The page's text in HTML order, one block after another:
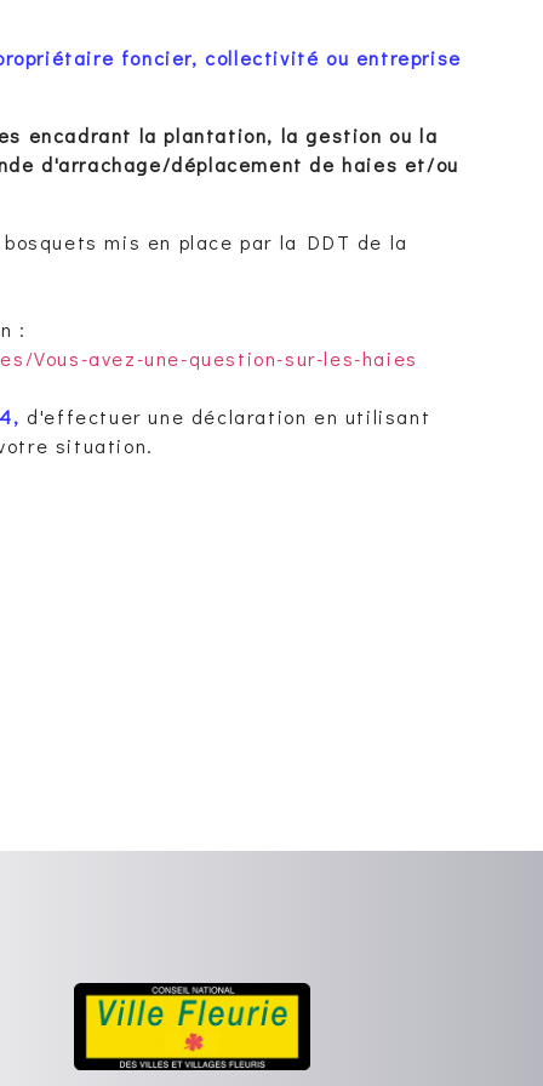
foncier, collectivité ou entreprise
encadrant la plantation, la gestion ou la
d'arrachage/déplacement de haies et/ou
mis en place par la DDT de la
:
Vous-avez-une-question-sur-les-haies
, d'effectuer une déclaration en utilisant
situation.